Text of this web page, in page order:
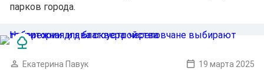
парков города.
Екатерина Павук 19 марта 2025